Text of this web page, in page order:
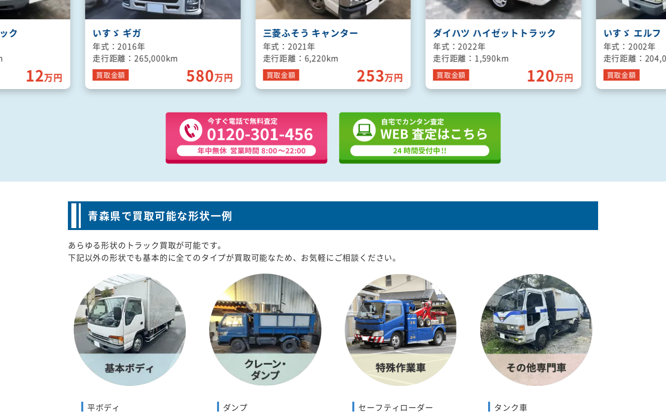
ク
12万円
いすゞ ギガ
年式：2016年
走行距離：265,000km
買取金額 580万円
三菱ふそう キャンター
年式：2021年
走行距離：6,220km
買取金額 253万円
ダイハツ ハイゼットトラック
年式：2022年
走行距離：1,590km
買取金額 120万円
いすゞ エルフ
年式：2002年
走行距離：
買取金額
青森県で買取可能な形状一例
あらゆる形状のトラック買取が可能です。
下記以外の形状でも基本的に全てのタイプが買取可能なため、お気軽にご相談ください。
平ボディ
ダンプ
セーフティローダー
タンク車